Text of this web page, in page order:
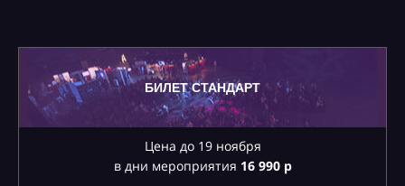
БИЛЕТ СТАНДАРТ
Цена до 19 ноября
в дни мероприятия 16990 р